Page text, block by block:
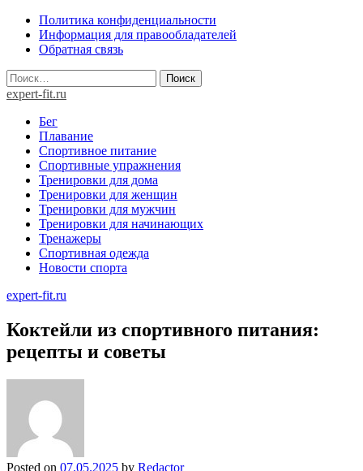
Skip
content
Политика конфиденциальности
Информация для правообладателей
Обратная связь
Найти:
expert-fit.ru
Бег
Плавание
Спортивное питание
Спортивные упражнения
Тренировки для дома
Тренировки для женщин
Тренировки для мужчин
Тренировки для начинающих
Тренажеры
Спортивная одежда
Новости спорта
expert-fit.ru
Коктейли из спортивного питания:
рецепты и советы
Posted on 07.05.2025 by Redactor